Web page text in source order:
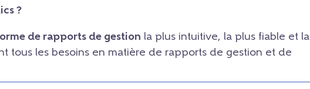
?
de rapports de gestion la plus intuitive, la plus fiable et la
tous les besoins en matière de rapports de gestion et de